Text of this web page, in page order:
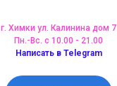
г. Химки ул. Калинина дом 7
Пн.-Вс. с 10.00 - 21.00
Написать в Telegram